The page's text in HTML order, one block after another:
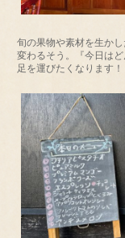
旬の果物や素材を生か
変わるそう。『今日は
足を運びたくなります！